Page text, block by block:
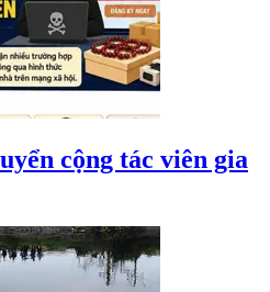
cộng tác viên gia